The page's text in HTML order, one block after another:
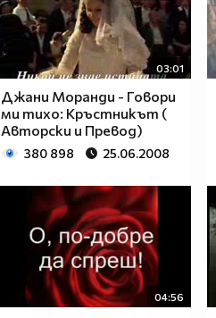
03:01
Джани Моранди - Говори
ми тихо: Кръстникът (
Авторски и Превод)
380 898 25.06.2008
04:56